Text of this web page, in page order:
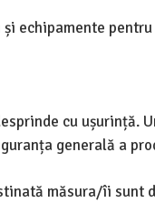
echipamente
cu ușurință.
generală a
măsura/îi sunt